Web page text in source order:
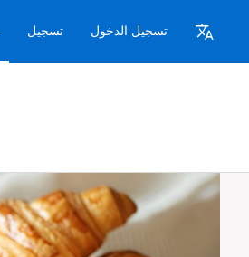
تسجيل تسجيل الدخول